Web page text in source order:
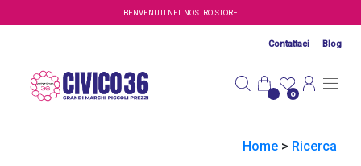
Salta al contenuto principaleBENVENUTI NEL NOSTRO STORE
Contattaci Blog
0
Home > Ricerca